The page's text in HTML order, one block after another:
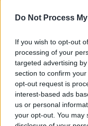
Do Not Process
If you wish to opt-out
processing of your
targeted advertising
section to confirm
opt-out request is
interest-based ads
us or personal
your opt-out. You may
παρουσιαστής
Ο παρουσιαστής
αστυνομία, μετά
τον περασμένο
φέρεται να
δημοφιλούς